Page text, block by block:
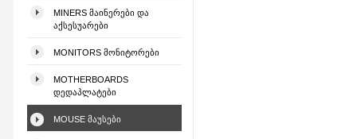
MINERS ᲛᲐᲘᲜᲔᲠᲔᲑᲘ ᲓᲐ
ᲐᲥᲡᲔᲡᲣᲐᲠᲔᲑᲘ
MONITORS ᲛᲝᲜᲘᲢᲝᲠᲔᲑᲘ
MOTHERBOARDS
ᲓᲔᲓᲐᲞᲚᲐᲢᲔᲑᲘ
MOUSE ᲛᲐᲣᲡᲔᲑᲘ